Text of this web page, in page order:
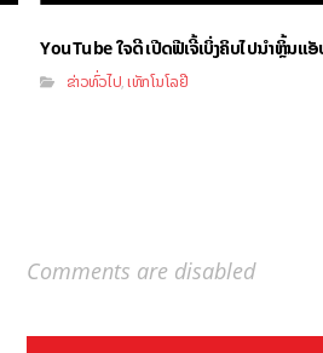
YouTube ໃຈດີ ເປີດຟີເຈີ້ເບິ່ງຄິບໄປນຳຫຼິ້ນແ
ຂ່າວທົ່ວໄປ ,ເທັກໂນໂລຢີ
Comments are disabled